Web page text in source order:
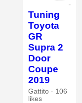
Tuning
Toyota
GR
Supra 2
Door
Coupe
2019
Gattito · 106
likes